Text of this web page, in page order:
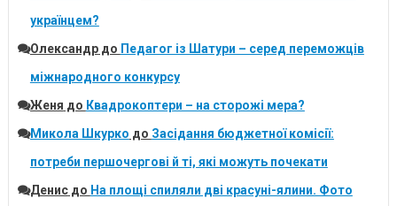
українцем?
Олександрдо Педагог із Шатури – серед переможців
міжнародного конкурсу
Женя до Квадрокоптери – на сторожі мера?
Микола Шкурко до Засідання бюджетної комісії:
потреби першочергові й ті, які можуть почекати
Денисдо На площі спиляли дві красуні-ялини. Фото